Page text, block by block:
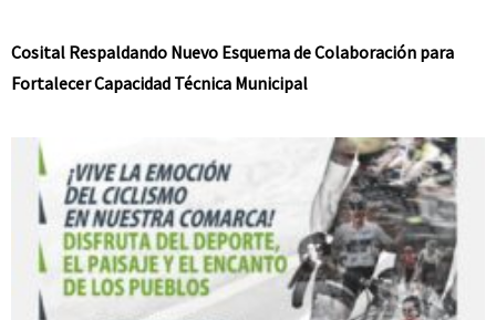
Cosital Respaldando Nuevo Esquema de Colaboración para
Fortalecer Capacidad Técnica Municipal